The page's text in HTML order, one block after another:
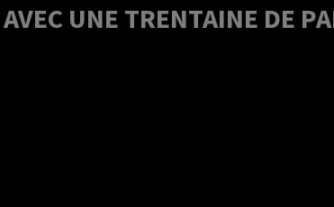
UNE TRENTAINE DE